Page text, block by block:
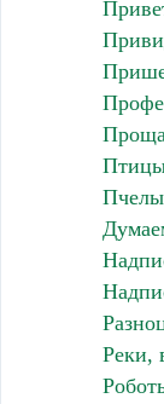
Пчелы
Реки,